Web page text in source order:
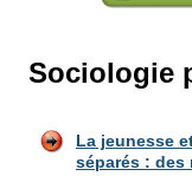
Sociologie
La jeunesse
séparés : des